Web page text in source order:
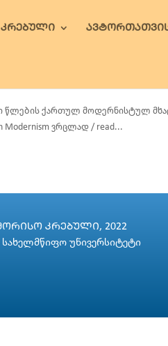
ᲙᲠᲔᲑᲣᲚᲘ
ქართულ მოდერნისტულ
Modernism ვრცლად / read...
ᲙᲠᲔᲑᲣᲚᲘ, 2022
უნივერსიტეტი